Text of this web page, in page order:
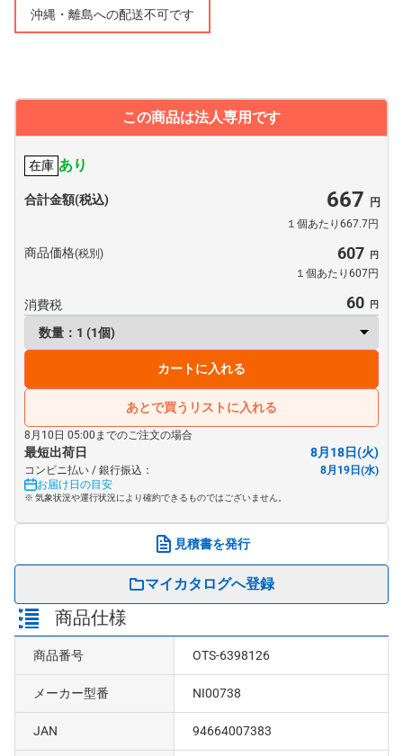
沖縄・離島への配送不可です
この商品は法人専用です
在庫 あり
合計金額(税込) 667
１個あたり667.7円
商品価格(税別) 607
１個あたり607円
消費税 60
カートに入れる
あとで買うリストに入れる
8月10日 05:00までのご注文の場合
最短出荷日 8月18日(火)
コンビニ払い / 銀行振込：
8月19日(水)
お届け日の目安
※ 気象状況や運行状況により確約できるものではございません。
見積書を発行
マイカタログへ登録
商品仕様
商品番号 OTS-6398126
メーカー型番 NI00738
JAN 94664007383